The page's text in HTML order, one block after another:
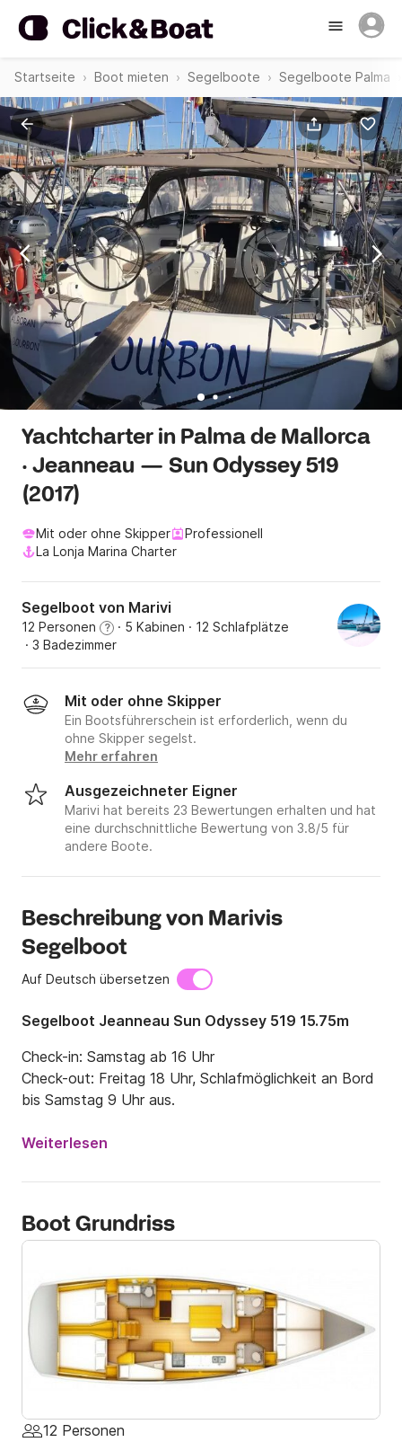
Startseite Boot mieten Segelboote Segelboote Palma
Yachtcharter in Palma de Mallorca
· Jeanneau — Sun Odyssey 519
(2017)
Mit oder ohne Skipper
Professionell
La Lonja Marina Charter
Segelboot von Marivi
12 Personen ? · 5 Kabinen · 12 Schlafplätze
· 3 Badezimmer
Mit oder ohne Skipper
Ein Bootsführerschein ist erforderlich, wenn du
ohne Skipper segelst.
Mehr erfahren
Ausgezeichneter Eigner
Marivi hat bereits 23 Bewertungen erhalten und hat
eine durchschnittliche Bewertung von 3.8/5 für
andere Boote.
Beschreibung von Marivis
Segelboot
Auf Deutsch übersetzen
Segelboot Jeanneau Sun Odyssey 519 15.75m
Check-in: Samstag ab 16 Uhr
Check-out: Freitag 18 Uhr, Schlafmöglichkeit an Bord
bis Samstag 9 Uhr aus.
Weiterlesen
Boot Grundriss
12 Personen